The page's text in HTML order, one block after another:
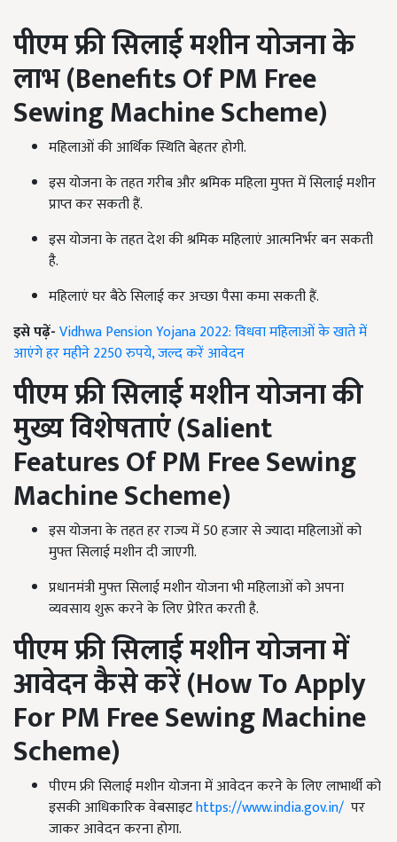
पीएम फ्री सिलाई मशीन योजना के
लाभ (Benefits Of PM Free
Sewing Machine Scheme)
महिलाओं की आर्थिक स्थिति बेहतर होगी.
इस योजना के तहत गरीब और श्रमिक महिला मुफ्त में सिलाई मशीन
प्राप्त कर सकती हैं.
इस योजना के तहत देश की श्रमिक महिलाएं आत्मनिर्भर बन सकती
है.
महिलाएं घर बैठे सिलाई कर अच्छा पैसा कमा सकती हैं.
इसे पढ़ें-Vidhwa Pension Yojana 2022: विधवा महिलाओं के खाते में
आएंगे हर महीने 2250 रुपये, जल्द करें आवेदन
पीएम फ्री सिलाई मशीन योजना की
मुख्य विशेषताएं (Salient
Features Of PM Free Sewing
Machine Scheme)
इस योजना के तहत हर राज्य में 50 हजार से ज्यादा महिलाओं को
मुफ्त सिलाई मशीन दी जाएगी.
प्रधानमंत्री मुफ्त सिलाई मशीन योजना भी महिलाओं को अपना
व्यवसाय शुरू करने के लिए प्रेरित करती है.
पीएम फ्री सिलाई मशीन योजना में
आवेदन कैसे करें (How To Apply
For PM Free Sewing Machine
Scheme)
पीएम फ्री सिलाई मशीन योजना में आवेदन करने के लिए लाभार्थी को
इसकी आधिकारिक वेबसाइटhttps://www.india.gov.in/ पर
जाकर आवेदन करना होगा.